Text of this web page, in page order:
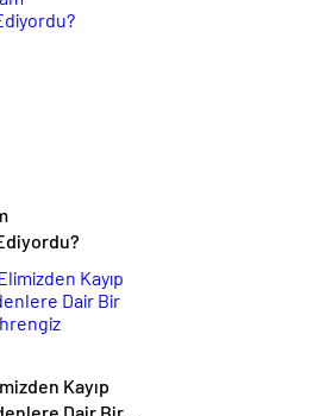
Öğrenmememiz
Kayıp